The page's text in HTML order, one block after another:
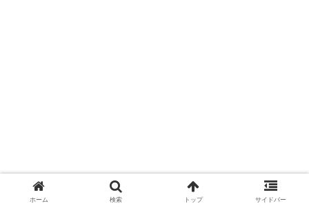
ホーム 検索 トップ サイドバー